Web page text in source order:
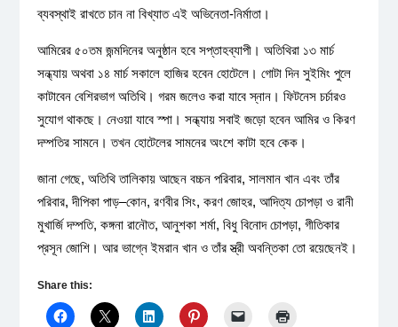
ব্যবস্থাই রাখতে চান না বিখ্যাত এই অভিনেতা-নির্মাতা।
আমিরের ৫০তম জন্মদিনের অনুষ্ঠান হবে সপ্তাহব্যাপী। অতিথিরা ১৩ মার্চ
সন্ধ্যায় অথবা ১৪ মার্চ সকালে হাজির হবেন হোটেলে। গোটা দিন সুইমিং পুলে
কাটাবেন বেশিরভাগ অতিথি। গরম জলেও করা যাবে স্নান। ফিটনেস চর্চারও
সুযোগ থাকছে। নেওয়া যাবে স্পা। সন্ধ্যায় সবাই জড়ো হবেন আমির ও কিরণ
দম্পতির সামনে। তখন হোটেলের সামনের অংশে কাটা হবে কেক।
জানা গেছে, অতিথি তালিকায় আছেন বচ্চন পরিবার, সালমান খান এবং তাঁর
পরিবার, দীপিকা পাড়–কোন, রণবীর সিং, করণ জোহর, আদিত্য চোপড়া ও রানী
মুখার্জি দম্পতি, কঙ্গনা রানৌত, আনুশকা শর্মা, বিধু বিনোদ চোপড়া, গীতিকার
প্রসূন জোশি। আর ভাগ্নে ইমরান খান ও তাঁর স্ত্রী অবন্তিকা তো রয়েছেনই।
Share this: